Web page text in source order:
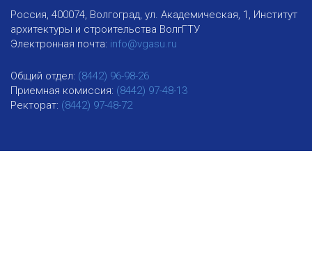
Россия, 400074, Волгоград, ул. Академическая, 1, Институт
архитектуры и строительства ВолгГТУ
Электронная почта: info@vgasu.ru
Общий отдел: (8442) 96-98-26
Приемная комиссия: (8442) 97-48-13
Ректорат: (8442) 97-48-72